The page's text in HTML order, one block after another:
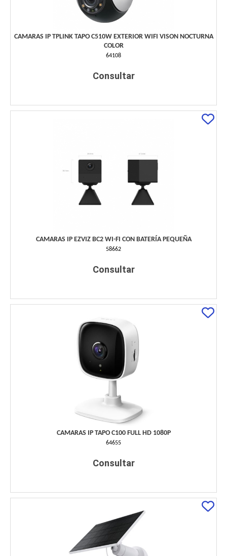
CAMARAS IP TPLINK TAPO C510W EXTERIOR WIFI VISON NOCTURNA
COLOR
64108
Consultar
CAMARAS IP EZVIZ BC2 WI-FI CON BATERÍA PEQUEÑA
58662
Consultar
CAMARAS IP TAPO C100 FULL HD 1080P
64655
Consultar